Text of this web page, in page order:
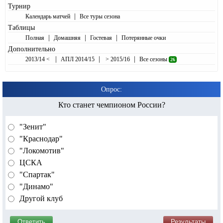
Турнир
Календарь матчей | Все туры сезона
Таблицы
Полная | Домашняя | Гостевая | Потерянные очки
Дополнительно
2013/14 < | АПЛ 2014/15 | > 2015/16 | Все сезоны 26
Опрос:
Кто станет чемпионом России?
"Зенит"
"Краснодар"
"Локомотив"
ЦСКА
"Спартак"
"Динамо"
Другой клуб